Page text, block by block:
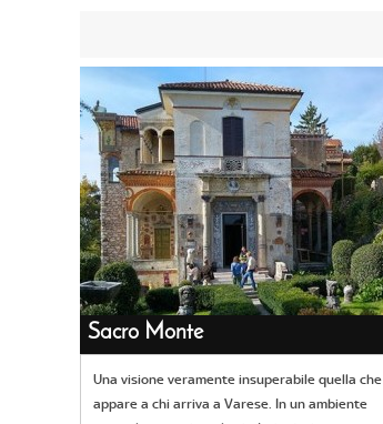
Sacro Monte
Una visione veramente insuperabile quella che
appare a chi arriva a Varese. In un ambiente